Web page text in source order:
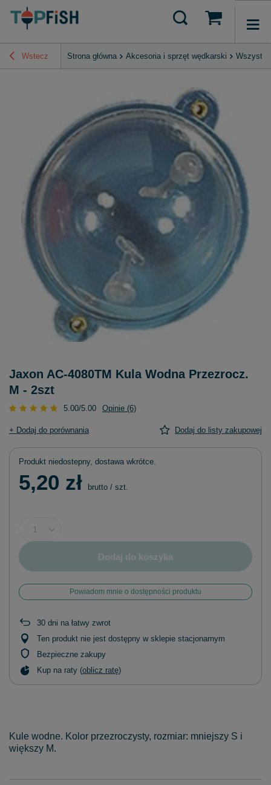
Wstecz Strona główna Akcesoria i sprzęt wędkarski
Jaxon AC-4080TM Kula Wodna Przezrocz.
M - 2szt
5.00/5.00 Opinie (6)
+ Dodaj do porównania Dodaj do listy zakupowej
Produkt niedostepny, dostawa wkrótce
5,20 zł brutto / szt.
Dodaj do koszyka
Powiadom mnie o dostępności produktu
30 dni na łatwy zwrot
Ten produkt nie jest dostępny w sklepie stacjonarnym
Bezpieczne zakupy
Kup na raty (oblicz ratę)
Kule wodne. Kolor przezroczysty, rozmiar: mniejszy S i
większy M.